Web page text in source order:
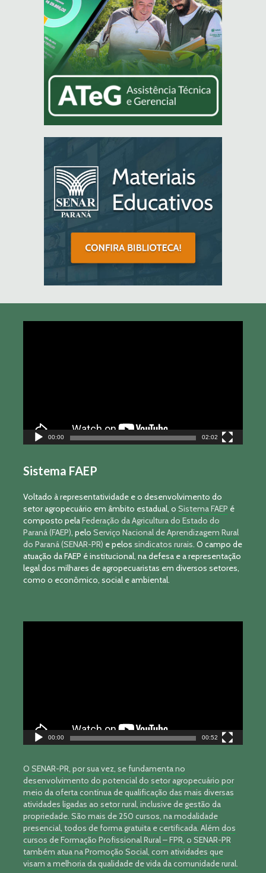
00:00 02:02
Sistema FAEP
Voltado à representatividade e o desenvolvimento do
setor agropecuário em âmbito estadual, o Sistema FAEP é
composto pelaFederação da Agricultura do Estado do
Paraná (FAEP), pelo Serviço Nacional de Aprendizagem Rural
do Paraná (SENAR-PR) e pelos sindicatos rurais. O campo de
atuação da FAEP é institucional, na defesa e a representação
legal dos milhares de agropecuaristas em diversos setores,
como o econômico, social e ambiental.
00:00 00:52
O SENAR-PR, por sua vez, se fundamenta no
desenvolvimento do potencial do setor agropecuário por
meio da oferta contínua de qualificação das mais diversas
atividades ligadas ao setor rural, inclusive de gestão da
propriedade. São mais de 250 cursos, na modalidade
presencial, todos de forma gratuita e certificada. Além dos
cursos de Formação Profissional Rural – FPR, o SENAR-PR
também atua na Promoção Social, com atividades que
visam a melhoria da qualidade de vida da comunidade rural.